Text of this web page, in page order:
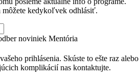
môžete kedykoľvek odhlásiť.
noviniek Mentória
prihlásenia. Skúste to ešte raz alebo
komplikácií nas kontaktujte.